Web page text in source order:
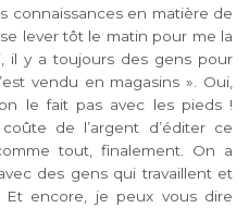
connaissances en matière de
lever tôt le matin pour me la
il y a toujours des gens pour
vendu en magasins ». Oui,
le fait pas avec les pieds !
de l’argent d’éditer ce
tout, finalement. On a
des gens qui travaillent et
encore, je peux vous dire